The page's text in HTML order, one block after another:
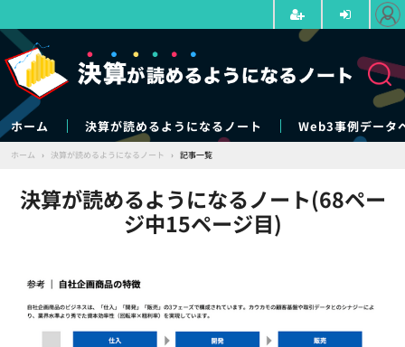
ホーム 決算が読めるようになるノート Web3事例データ
ホーム › 決算が読めるようになるノート › 記事一覧
決算が読めるようになるノート(68ペー
ジ中15ページ目)